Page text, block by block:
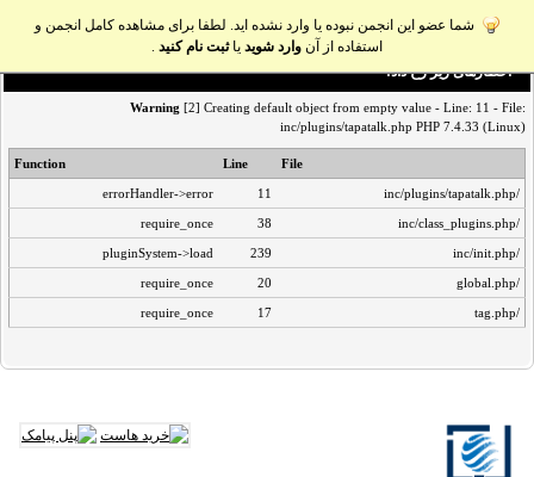
شما عضو این انجمن نبوده یا وارد نشده اید. لطفا برای مشاهده کامل انجمن و
استفاده از آن وارد شوید یاثبت نام کنید .
اخطار‌های زیر رخ داد:
Warning [2] Creating default object from empty value - Line: 11 - File:
inc/plugins/tapatalk.php PHP 7.4.33 (Linux)
File
Line
Function
/inc/plugins/tapatalk.php
11
errorHandler->error
/inc/class_plugins.php
38
require_once
/inc/init.php
239
pluginSystem->load
/global.php
20
require_once
/tag.php
17
require_once